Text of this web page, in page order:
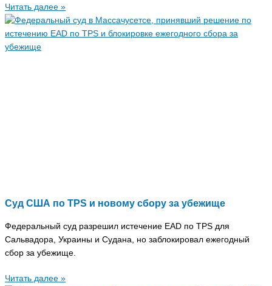
Читать далее »
Суд США по TPS и новому сбору за убежище
Федеральный суд разрешил истечение EAD по TPS для
Сальвадора, Украины и Судана, но заблокировал ежегодный
сбор за убежище.
Читать далее »